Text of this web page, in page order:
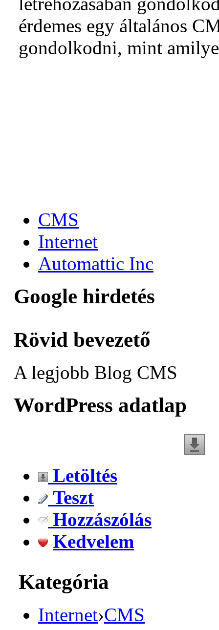
érdemes egy általános
gondolkodni, mint
CMS
Internet
Automattic Inc
Google hirdetés
Rövid bevezető
A legjobb Blog CMS
WordPress adatlap
Letöltés
Teszt
Hozzászólás
Kedvelem
Kategória
Internet›CMS